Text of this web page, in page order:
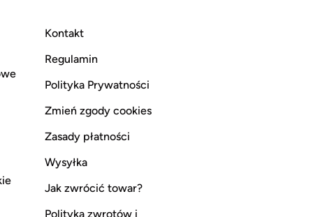
Kontakt
Regulamin
Polityka Prywatności
Zmień zgody cookies
Zasady płatności
Wysyłka
Jak zwrócić towar?
Polityka zwrotów i